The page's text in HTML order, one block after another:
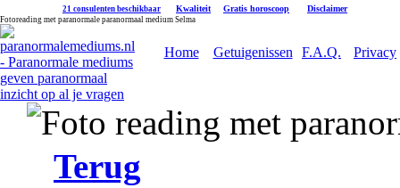
21 consulenten beschikbaar Kwaliteit Gratis horoscoop Disclaimer
Fotoreading met paranormale paranormaal medium Selma
Home Getuigenissen F.A.Q. Privacy
Terug